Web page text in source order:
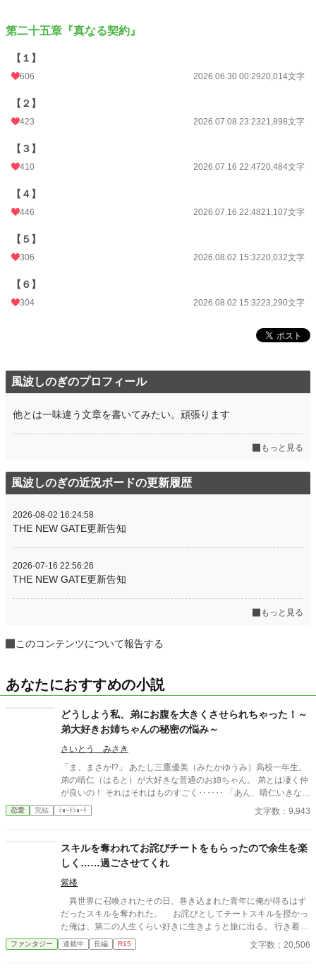
第二十五章『真なる契約』
【１】
606 2026.06.30 00:2920,014文字
【２】
423 2026.07.08 23:2321,898文字
【３】
410 2026.07.16 22:4720,484文字
【４】
446 2026.07.16 22:4821,107文字
【５】
306 2026.08.02 15:3220,032文字
【６】
304 2026.08.02 15:3223,290文字
風波しのぎのプロフィール
他とは一味違う文章を書いてみたい。頑張ります
もっと見る
風波しのぎの近況ボードの更新履歴
2026-08-02 16:24:58
THE NEW GATE更新告知
2026-07-16 22:56:26
THE NEW GATE更新告知
もっと見る
このコンテンツについて報告する
あなたにおすすめの小説
どうしよう私、弟にお腹を大きくさせられちゃった！～
弟大好きお姉ちゃんの秘密の悩み～
さいとう みさき
「ま、まさか!?」 あたし三鷹優美（みたかゆうみ）高校一年生。
弟の晴仁（はると）が大好きな普通のお姉ちゃん。 弟とは凄く仲
が良いの！ それはそれはものすごく‥‥‥ 「あん、晴仁いきなり
そんなのお口に入らないよぉ～♡」 そんな関係のあたしたち。 で
もある日トイレであたしはアレが来そうなのになかなか来ないの
お腹が出て来てる!?」 お姉ちゃんの秘密の悩みです。
恋愛 完結 ｼｮｰﾄｼｮｰﾄ 文字数：9,943
スキルを奪われてお詫びチートをもらったので余生を楽
しく……過ごさせてくれ
紫楼
異世界に召喚されたその日、巻き込まれた青年に俺が得るはず
だったスキルを奪われた。 お詫びとしてチートスキルを授かっ
た俺は、第二の人生くらい好きに生きようと旅に出る。 行き着い
た先は、寂れた町の場末の酒場だ。 なぜか客は男ばかりだが、
日雇い冒険者や恐妻家の肉屋たちとの気楽な毎日は悪くない。
ファンタジー 連載中 長編 R15 文字数：20,506